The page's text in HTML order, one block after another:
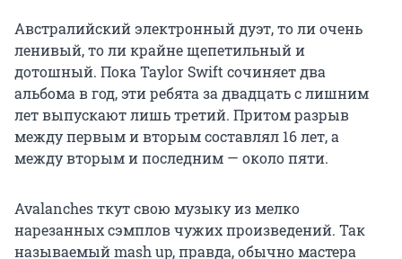
Австралийский электронный дуэт, то ли очень
ленивый, то ли крайне щепетильный и
дотошный. Пока Taylor Swift сочиняет два
альбома в год, эти ребята за двадцать с лишним
лет выпускают лишь третий. Притом разрыв
между первым и вторым составлял 16 лет, а
между вторым и последним — около пяти.
Avalanches ткут свою музыку из мелко
нарезанных сэмплов чужих произведений. Так
называемый mash up, правда, обычно мастера